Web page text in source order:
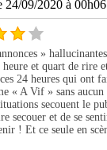
24/09/2020 à 00h06
»
et quart de rire
24 heures qui ont
« A Vif » sans
secouent le
secouer et de se
! Et ce seule en